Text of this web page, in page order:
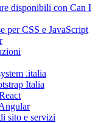
disponibili con Can I
per CSS e JavaScript
.italia
Italia
sito e servizi